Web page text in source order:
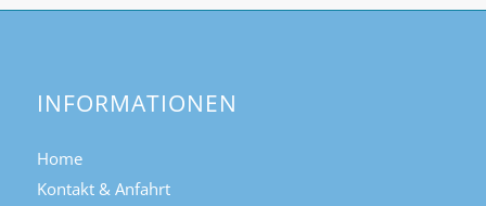
INFORMATIONEN
Home
Kontakt & Anfahrt